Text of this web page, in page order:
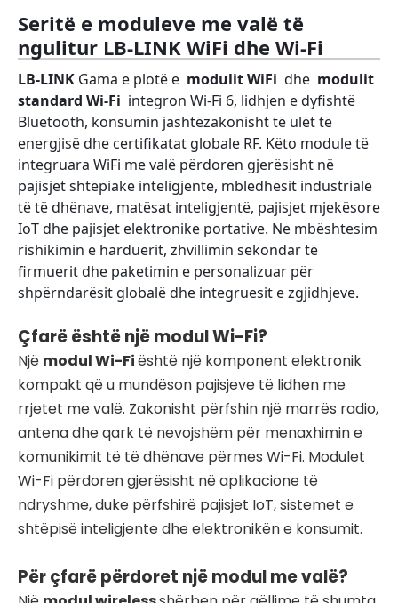
Seritë e moduleve me valë të
ngulitur LB-LINK WiFi dhe Wi-Fi
LB-LINK Gama e plotë e modulit WiFi dhe modulit
standard Wi-Fi integron Wi-Fi 6, lidhjen e dyfishtë
Bluetooth, konsumin jashtëzakonisht të ulët të
energjisë dhe certifikatat globale RF. Këto module të
integruara WiFi me valë përdoren gjerësisht në
pajisjet shtëpiake inteligjente, mbledhësit industrialë
të të dhënave, matësat inteligjentë, pajisjet mjekësore
IoT dhe pajisjet elektronike portative. Ne mbështesim
rishikimin e harduerit, zhvillimin sekondar të
firmuerit dhe paketimin e personalizuar për
shpërndarësit globalë dhe integruesit e zgjidhjeve.
Çfarë është një modul Wi-Fi?
Një modul Wi-Fiështë një komponent elektronik
kompakt që u mundëson pajisjeve të lidhen me
rrjetet me valë. Zakonisht përfshin një marrës radio,
antena dhe qark të nevojshëm për menaxhimin e
komunikimit të të dhënave përmes Wi-Fi. Modulet
Wi-Fi përdoren gjerësisht në aplikacione të
ndryshme, duke përfshirë pajisjet IoT, sistemet e
shtëpisë inteligjente dhe elektronikën e konsumit.
Për çfarë përdoret një modul me valë?